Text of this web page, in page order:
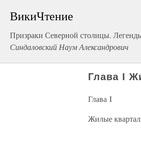
ВикиЧтение
Призраки Северной столицы.
Синдаловский Наум Александрович
Глава I
Глава I
Жилые